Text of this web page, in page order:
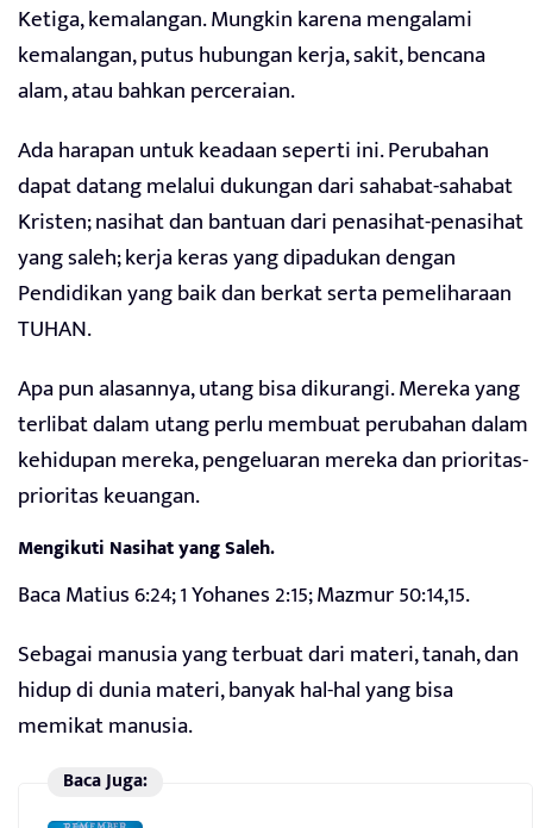
Ketiga, kemalangan. Mungkin karena mengalami
kemalangan, putus hubungan kerja, sakit, bencana
alam, atau bahkan perceraian.
Ada harapan untuk keadaan seperti ini. Perubahan
dapat datang melalui dukungan dari sahabat-sahabat
Kristen; nasihat dan bantuan dari penasihat-penasihat
yang saleh; kerja keras yang dipadukan dengan
Pendidikan yang baik dan berkat serta pemeliharaan
TUHAN.
Apa pun alasannya, utang bisa dikurangi. Mereka yang
terlibat dalam utang perlu membuat perubahan dalam
kehidupan mereka, pengeluaran mereka dan prioritas-
prioritas keuangan.
Mengikuti Nasihat yang Saleh.
Baca Matius 6:24; 1 Yohanes 2:15; Mazmur 50:14,15.
Sebagai manusia yang terbuat dari materi, tanah, dan
hidup di dunia materi, banyak hal-hal yang bisa
memikat manusia.
Baca Juga: